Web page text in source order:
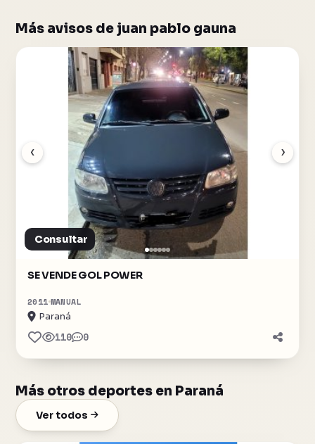
Más avisos de juan pablo gauna
‹ ›
Consultar
SE VENDE GOL POWER
2011 MANUAL
Paraná
110 0
Más otros deportes en Paraná
Ver todos